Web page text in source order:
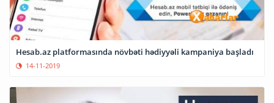
Hesab.az platformasında növbəti hədiyyəli kampaniya başladı
14-11-2019